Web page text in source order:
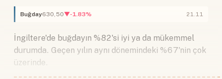
Buğday630,50▼-1.83% 21.11
İngiltere'de buğdayın %82'si iyi ya da mükemmel
durumda. Geçen yılın aynı dönemindeki %67'nin çok
üzerinde.